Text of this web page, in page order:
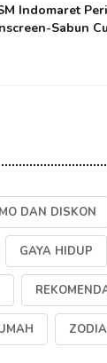
Indomaret
Sabun
DAN DISKON
GAYA HIDUP